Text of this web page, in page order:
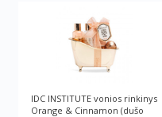
IDC INSTITUTE vonios rinkinys
Orange & Cinnamon (dušo